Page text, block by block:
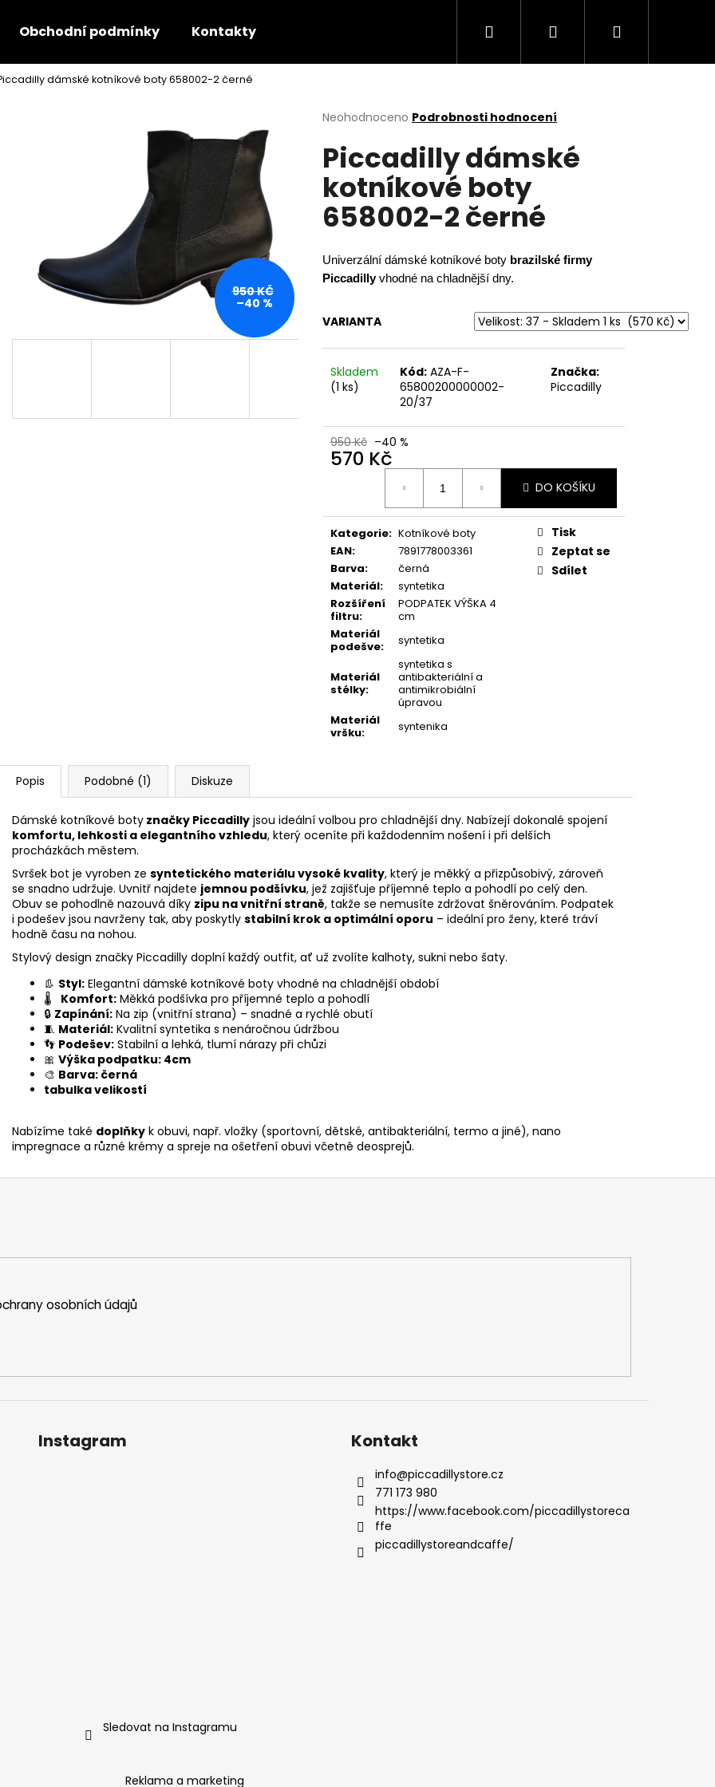
Obchodní podmínky Kontakty Hledat PřihlášeníNákupní
dámské kotníkové boty 658002-2 černé
Průměrné
produktu
je
0,0
5
hvězdiček.
Neohodnoceno Podrobnosti hodnocení
Piccadilly dámské
kotníkové boty
658002-2 černé
Univerzální dámské kotníkové boty brazilské firmy
Piccadillyvhodné na chladnější dny.
VARIANTA
Skladem
(1 ks)
Kód: AZA-F-
65800200000002-
20/37
Značka:
Piccadilly
950 Kč –40 %
570 Kč
DO KOŠÍKU
Kategorie: Kotníkové boty
EAN:
7891778003361
Barva:
černá
Materiál:
syntetika
Rozšíření
filtru:
PODPATEK VÝŠKA 4
cm
Materiál
podešve: syntetika
Materiál
stélky:
syntetika s
antibakteriální a
antimikrobiální
úpravou
Materiál
vršku: syntenika
Tisk
Zeptat se
Sdílet
950 KČ
–40 %
Popis Podobné (1) Diskuze
Dámské kotníkové boty značky Piccadilly jsou ideální volbou pro chladnější dny. Nabízejí dokonalé spojení
komfortu, lehkosti a elegantního vzhledu, který oceníte při každodenním nošení i při delších
procházkách městem.
Svršek bot je vyroben ze syntetického materiálu vysoké kvality, který je měkký a přizpůsobivý, zároveň
se snadno udržuje. Uvnitř najdete jemnou podšívku, jež zajišťuje příjemné teplo a pohodlí po celý den.
Obuv se pohodlně nazouvá díky zipu na vnitřní straně, takže se nemusíte zdržovat šněrováním. Podpatek
i podešev jsou navrženy tak, aby poskytly stabilní krok a optimální oporu – ideální pro ženy, které tráví
hodně času na nohou.
Stylový design značky Piccadilly doplní každý outfit, ať už zvolíte kalhoty, sukni nebo šaty.
👢 Styl: Elegantní dámské kotníkové boty vhodné na chladnější období
🌡️ Komfort: Měkká podšívka pro příjemné teplo a pohodlí
🔒 Zapínání: Na zip (vnitřní strana) – snadné a rychlé obutí
🧵 Materiál: Kvalitní syntetika s nenáročnou údržbou
👣 Podešev: Stabilní a lehká, tlumí nárazy při chůzi
🎀 Výška podpatku: 4cm
🎨 Barva: černá
tabulka velikostí
Nabízíme také doplňky k obuvi, např. vložky (sportovní, dětské, antibakteriální, termo a jiné), nano
impregnace a různé krémy a spreje na ošetření obuvi včetně deosprejů.
Co potřebujete najít?
HLEDAT
Doporučujeme
Následující
S017001-1 STARORŮŽOVÉ
osobních údajů
Instagram
Sledovat na Instagramu
Kontakt
info@piccadillystore.cz
771 173 980
https://www.facebook.com/piccadillystoreca
ffe
piccadillystoreandcaffe/
Reklama a marketing